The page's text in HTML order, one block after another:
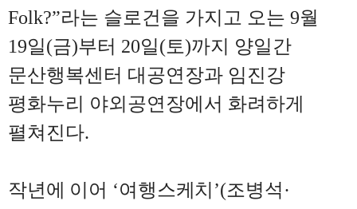
Folk?”라는 슬로건을 가지고 오는 9월
19일(금)부터 20일(토)까지 양일간
문산행복센터 대공연장과 임진강
평화누리 야외공연장에서 화려하게
펼쳐진다.
작년에 이어 ‘여행스케치 ’(조병석·